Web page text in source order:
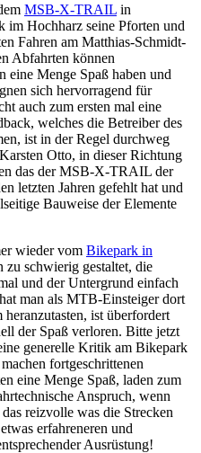
MSB-X-TRAIL in
im Hochharz seine Pforten und
Fahren am Matthias-Schmidt-
Abfahrten können
eine Menge Spaß haben und
sich hervorragend für
auch zum ersten mal eine
welches die Betreiber des
ist in der Regel durchweg
Otto, in dieser Richtung
das der MSB-X-TRAIL der
letzten Jahren gefehlt hat und
Bauweise der Elemente
wieder vom Bikepark in
zu schwierig gestaltet, die
und der Untergrund einfach
man als MTB-Einsteiger dort
ist überfordert
der Spaß verloren. Bitte jetzt
generelle Kritik am Bikepark
fortgeschrittenen
eine Menge Spaß, laden zum
Anspruch, wenn
reizvolle was die Strecken
erfahreneren und
Ausrüstung!